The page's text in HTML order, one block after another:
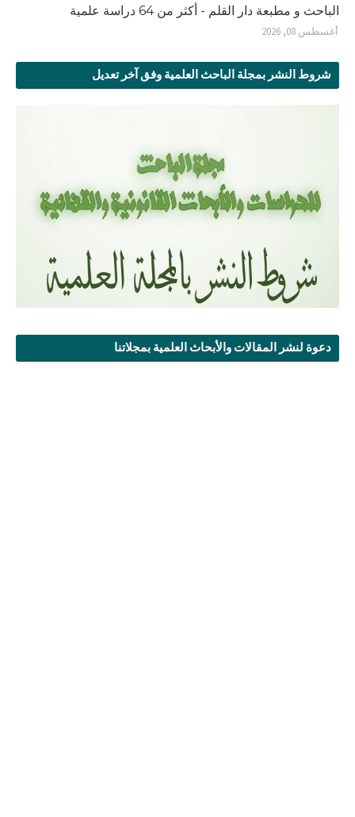
الباحث و مطبعة دار القلم - أكثر من 64 دراسة علمية
أغسطس 08, 2026
شروط النشر بمجلة الباحث العلمية وفق آخر تعديل
دعوة لنشر المقالات والأبحاث العلمية بمجلاتنا